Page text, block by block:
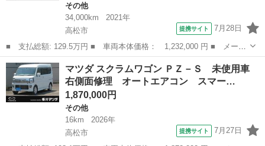
その他
34,000km
2021年
高松市
提携サイト 7月28日
■ 支払総額: 129.5万円 ■ 車両本体価格： 1,232,000 円 ■ メーカ
ー名： マツダ ■ 車種名： フレアワゴン ■ グレード名： ６６
０ ハイブリッド ＸＳ ＬＥＤヘッドランプ オートエアコン ラ
ジオ付き...
香川 高松市 その他
マツダ スクラムワゴン ＰＺ－Ｓ 未使用車
右側面修理 オートエアコン スマー…
1,870,000円
その他
16km
2026年
高松市
提携サイト 7月27日